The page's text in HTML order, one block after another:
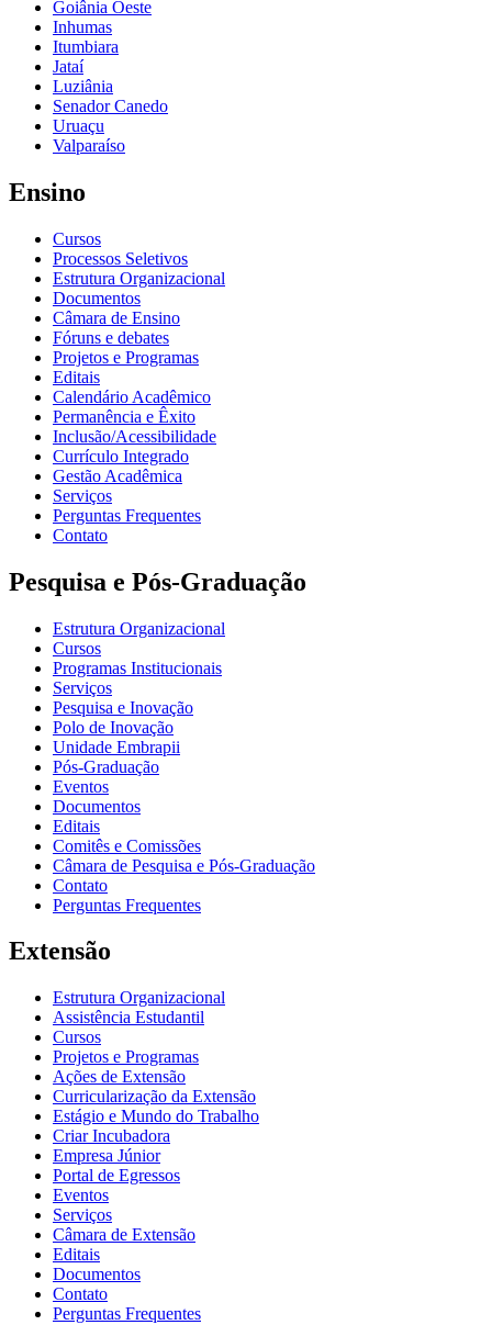
Goiânia Oeste
Inhumas
Itumbiara
Jataí
Luziânia
Senador Canedo
Uruaçu
Valparaíso
Ensino
Cursos
Processos Seletivos
Estrutura Organizacional
Documentos
Câmara de Ensino
Fóruns e debates
Projetos e Programas
Editais
Calendário Acadêmico
Permanência e Êxito
Inclusão/Acessibilidade
Currículo Integrado
Gestão Acadêmica
Serviços
Perguntas Frequentes
Contato
Pesquisa e Pós-Graduação
Estrutura Organizacional
Cursos
Programas Institucionais
Serviços
Pesquisa e Inovação
Polo de Inovação
Unidade Embrapii
Pós-Graduação
Eventos
Documentos
Editais
Comitês e Comissões
Câmara de Pesquisa e Pós-Graduação
Contato
Perguntas Frequentes
Extensão
Estrutura Organizacional
Assistência Estudantil
Cursos
Projetos e Programas
Ações de Extensão
Curricularização da Extensão
Estágio e Mundo do Trabalho
Criar Incubadora
Empresa Júnior
Portal de Egressos
Eventos
Serviços
Câmara de Extensão
Editais
Documentos
Contato
Perguntas Frequentes